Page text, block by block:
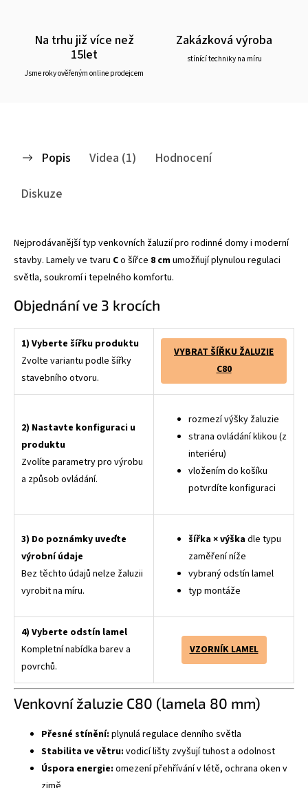
Na trhu již více než
15let
Jsme roky ověřeným online prodejcem
Zakázková výroba
stínící techniky na míru
Popis Videa (1)
Hodnocení
Diskuze
Nejprodávanější typ venkovních žaluzií pro rodinné domy i moderní
stavby. Lamely ve tvaru Co šířce 8 cmumožňují plynulou regulaci
světla, soukromí i tepelného komfortu.
Objednání ve 3 krocích
1) Vyberte šířku produktu
Zvolte variantu podle šířky
stavebního otvoru.
VYBRAT ŠÍŘKU ŽALUZIE
C80
2) Nastavte konfiguraci u
produktu
Zvolíte parametry pro výrobu
a způsob ovládání.
rozmezí výšky žaluzie
strana ovládání klikou (z
interiéru)
vložením do košíku
potvrdíte konfiguraci
3) Do poznámky uveďte
výrobní údaje
Bez těchto údajů nelze žaluzii
vyrobit na míru.
šířka × výškadle typu
zaměření níže
vybraný odstín lamel
typ montáže
4) Vyberte odstín lamel
Kompletní nabídka barev a
povrchů.
VZORNÍK LAMEL
Venkovní žaluzie C80 (lamela 80 mm)
Přesné stínění: plynulá regulace denního světla
Stabilita ve větru: vodicí lišty zvyšují tuhost a odolnost
Úspora energie: omezení přehřívání v létě, ochrana oken v